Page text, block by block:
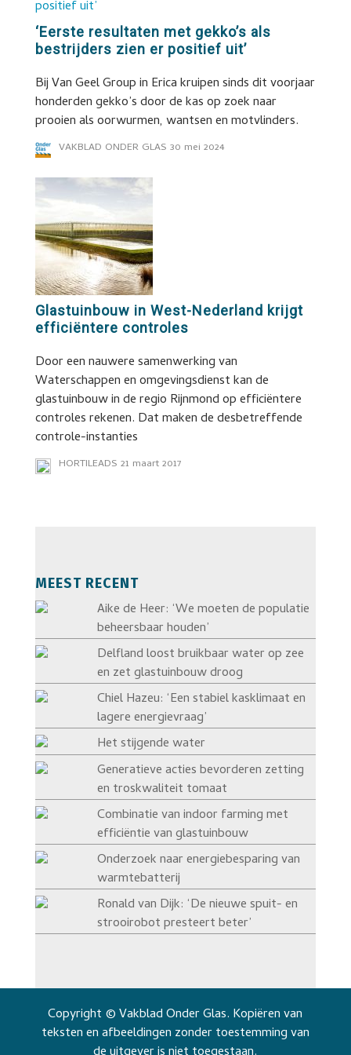
‘Eerste resultaten met gekko’s als
bestrijders zien er positief uit’
Bij Van Geel Group in Erica kruipen sinds dit voorjaar
honderden gekko’s door de kas op zoek naar
prooien als oorwurmen, wantsen en motvlinders.
VAKBLAD ONDER GLAS 30 mei 2024
Glastuinbouw in West-Nederland krijgt
efficiëntere controles
Door een nauwere samenwerking van
Waterschappen en omgevingsdienst kan de
glastuinbouw in de regio Rijnmond op efficiëntere
controles rekenen. Dat maken de desbetreffende
controle-instanties
HORTILEADS 21 maart 2017
MEEST RECENT
Aike de Heer: ‘We moeten de populatie
beheersbaar houden’
Delfland loost bruikbaar water op zee
en zet glastuinbouw droog
Chiel Hazeu: ‘Een stabiel kasklimaat en
lagere energievraag’
Het stijgende water
Generatieve acties bevorderen zetting
en troskwaliteit tomaat
Combinatie van indoor farming met
efficiëntie van glastuinbouw
Onderzoek naar energiebesparing van
warmtebatterij
Ronald van Dijk: ‘De nieuwe spuit- en
strooirobot presteert beter’
Copyright © Vakblad Onder Glas. Kopiëren van
teksten en afbeeldingen zonder toestemming van